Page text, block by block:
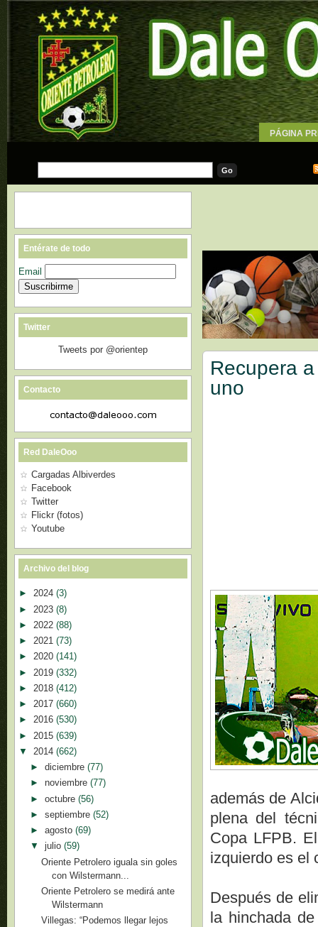
PÁGINA
Recupera
uno
además de
plena del
Copa LFPB.
izquierdo es el
Después de
la hinchada
Entérate de todo
Email
Twitter
Tweets por @orientep
Contacto
Red DaleOoo
Cargadas Albiverdes
Facebook
Twitter
Flickr (fotos)
Youtube
Archivo del blog
► 2024 (3)
► 2023 (8)
► 2022 (88)
► 2021 (73)
► 2020 (141)
► 2019 (332)
► 2018 (412)
► 2017 (660)
► 2016 (530)
► 2015 (639)
▼ 2014 (662)
► diciembre (77)
► noviembre (77)
► octubre (56)
► septiembre (52)
► agosto (69)
▼ julio (59)
Oriente Petrolero iguala sin goles
con Wilstermann...
Oriente Petrolero se medirá ante
Wilstermann
Villegas: “Podemos llegar lejos